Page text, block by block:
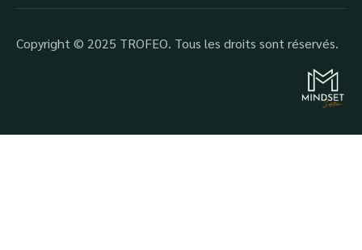
Copyright © 2025 TROFEO. Tous les droits sont réservés.